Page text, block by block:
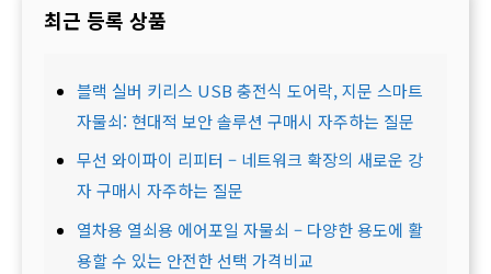
최근 등록 상품
블랙 실버 키리스 USB 충전식 도어락, 지문 스마트
자물쇠: 현대적 보안 솔루션 구매시 자주하는 질문
무선 와이파이 리피터 – 네트워크 확장의 새로운 강
자 구매시 자주하는 질문
열차용 열쇠용 에어포일 자물쇠 – 다양한 용도에 활
용할 수 있는 안전한 선택 가격비교